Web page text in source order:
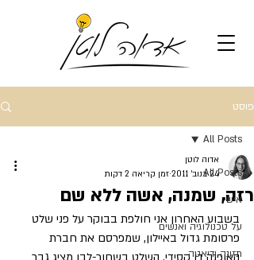
פוסט
All Posts
אישי
על טכנולוגיה ואנשים
תזונה ודיאטה
All Posts
רזה, שמנה, אשה ללא שם
אדוה לוטן
24 בנוב׳ 2011
זמן קריאה 2 דקות
בשבוע האחרון אני חולפת בבוקר על פני שלט
פרסומת גדול באיילון, שמפרסם את חברת